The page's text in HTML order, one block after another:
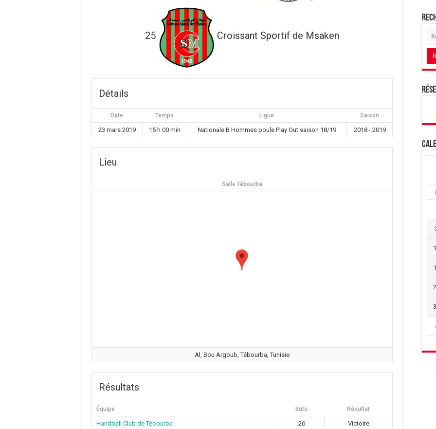
25 Croissant Sportif de Msaken
Détails
Date Temps Ligue Saison
23 mars 2019 15 h 00 min Nationale B Hommes poule Play Out saison 18/19 2018 - 2019
Lieu
Salle Tébourba
Al, Bou Argoub, Tébourba, Tunisie
Résultats
Équipe Buts Résultat
Handball Club de Tébourba 26
Victoire
L